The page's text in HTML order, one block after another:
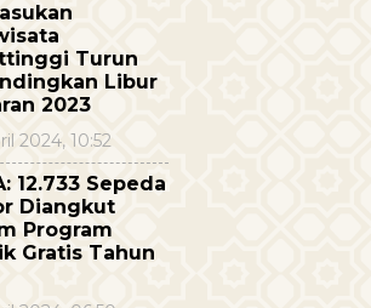
Turun
Libur
2023
2024, 10:52
12.733 Sepeda
Diangkut
Program
Gratis Tahun